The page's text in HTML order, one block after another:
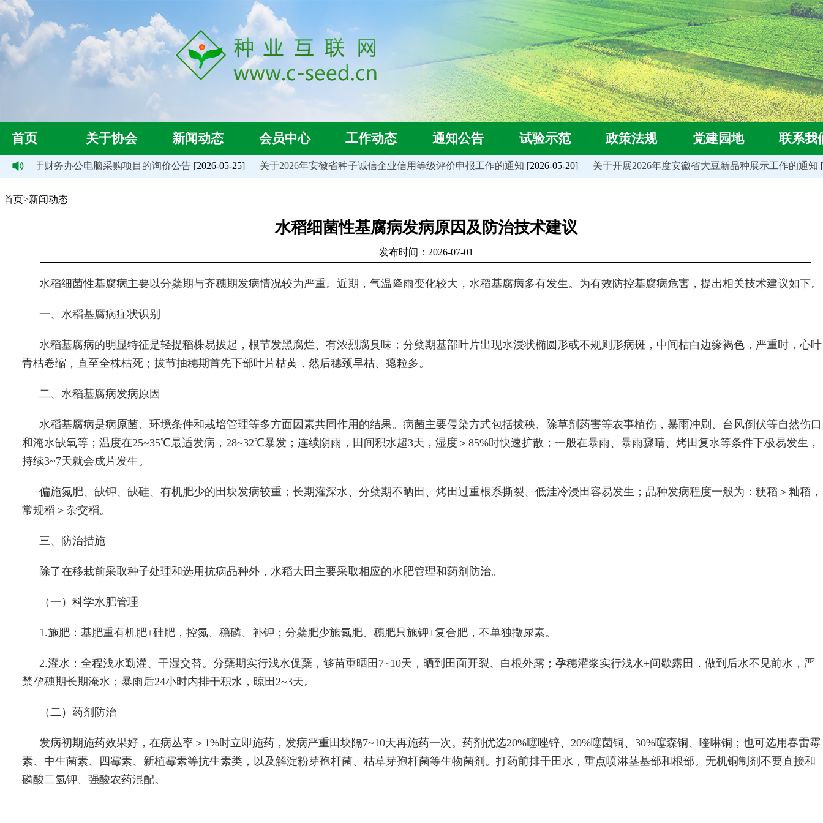
首页 关于协会 新闻动态 会员中心 工作动态 通知公告 试验示范 政策法规 党建园地 联系我
会关于财务办公电脑采购项目的询价公告 [2026-05-25] 关于2026年安徽省种子诚信企业信用等级评价申报工作的通知 [2026-05-20] 关于开展2026年度安徽省大豆新品种展示工作的通知
首页>新闻动态
水稻细菌性基腐病发病原因及防治技术建议
发布时间：2026-07-01
水稻细菌性基腐病主要以分蘖期与齐穗期发病情况较为严重。近期，气温降雨变化较大，水稻基腐病多有发生。为有效防控基腐病危害，提出相关技术建议如下。
一、水稻基腐病症状识别
水稻基腐病的明显特征是轻提稻株易拔起，根节发黑腐烂、有浓烈腐臭味；分蘖期基部叶片出现水浸状椭圆形或不规则形病斑，中间枯白边缘褐色，严重时，心叶
青枯卷缩，直至全株枯死；拔节抽穗期首先下部叶片枯黄，然后穗颈早枯、瘪粒多。
二、水稻基腐病发病原因
水稻基腐病是病原菌、环境条件和栽培管理等多方面因素共同作用的结果。病菌主要侵染方式包括拔秧、除草剂药害等农事植伤，暴雨冲刷、台风倒伏等自然伤口
和淹水缺氧等；温度在25~35℃最适发病，28~32℃暴发；连续阴雨，田间积水超3天，湿度＞85%时快速扩散；一般在暴雨、暴雨骤晴、烤田复水等条件下极易发生，
持续3~7天就会成片发生。
偏施氮肥、缺钾、缺硅、有机肥少的田块发病较重；长期灌深水、分蘖期不晒田、烤田过重根系撕裂、低洼冷浸田容易发生；品种发病程度一般为：粳稻＞籼稻，
常规稻＞杂交稻。
三、防治措施
除了在移栽前采取种子处理和选用抗病品种外，水稻大田主要采取相应的水肥管理和药剂防治。
（一）科学水肥管理
1.施肥：基肥重有机肥+硅肥，控氮、稳磷、补钾；分蘖肥少施氮肥、穗肥只施钾+复合肥，不单独撒尿素。
2.灌水：全程浅水勤灌、干湿交替。分蘖期实行浅水促蘖，够苗重晒田7~10天，晒到田面开裂、白根外露；孕穗灌浆实行浅水+间歇露田，做到后水不见前水，严
禁孕穗期长期淹水；暴雨后24小时内排干积水，晾田2~3天。
（二）药剂防治
发病初期施药效果好，在病丛率＞1%时立即施药，发病严重田块隔7~10天再施药一次。药剂优选20%噻唑锌、20%噻菌铜、30%噻森铜、喹啉铜；也可选用春雷霉
素、中生菌素、四霉素、新植霉素等抗生素类，以及解淀粉芽孢杆菌、枯草芽孢杆菌等生物菌剂。打药前排干田水，重点喷淋茎基部和根部。无机铜制剂不要直接和
磷酸二氢钾、强酸农药混配。